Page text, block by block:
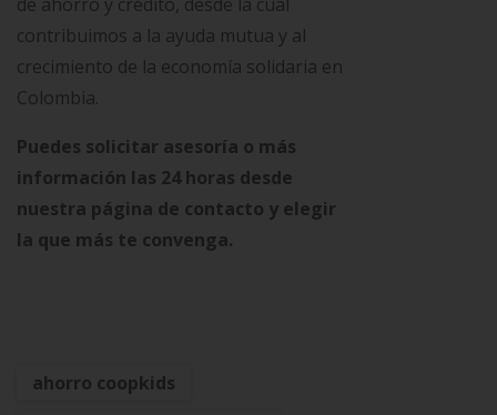
contribuimos a la ayuda mutua y al
crecimiento de la economía solidaria en
Colombia.
Puedes solicitar asesoría o más
información las 24 horas desde
nuestra página de contacto y elegir
la que más te convenga.
ahorro coopkids